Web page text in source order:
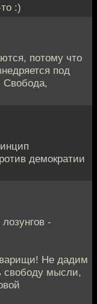
:)
потому что
под
Свобода,
демократии
-
Не дадим
свободу мысли,